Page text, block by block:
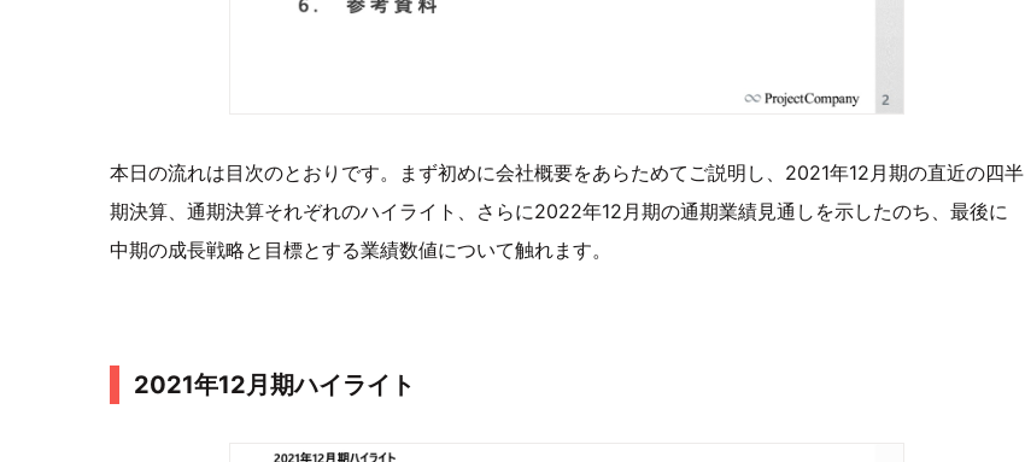
本日の流れは目次のとおりです。まず初めに会社概要をあらためてご説明し、2021年12月期の直近の四半
期決算、通期決算それぞれのハイライト、さらに2022年12月期の通期業績見通しを示したのち、最後に
中期の成長戦略と目標とする業績数値について触れます。
2021年12月期ハイライト